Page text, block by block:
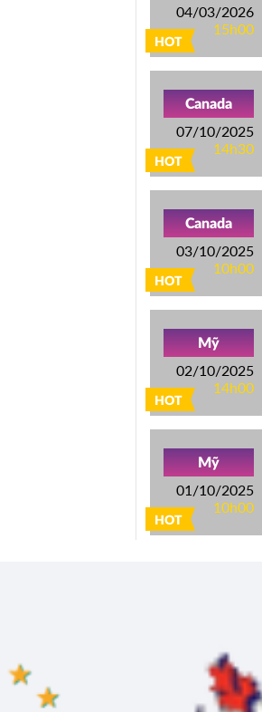
HOT
04/03/2026
15h00
HOT
Canada
07/10/2025
14h30
HOT
Canada
03/10/2025
10h00
HOT
Mỹ
02/10/2025
14h00
HOT
Mỹ
01/10/2025
10h00